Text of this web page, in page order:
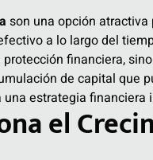
son una opción
a lo largo del
financiera,
de capital que
estrategia financiera
el